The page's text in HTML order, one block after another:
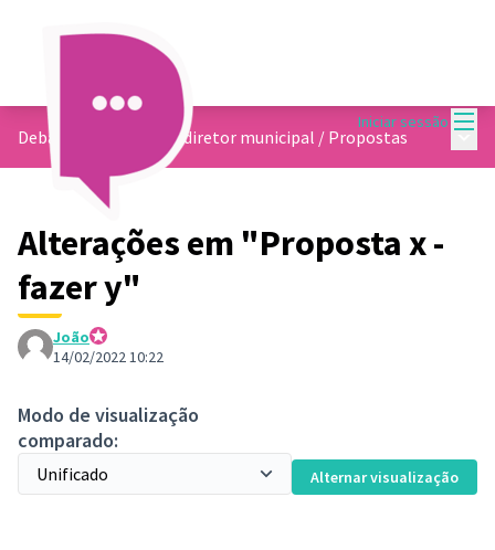
Iniciar sessão
Debate sobre o plano diretor municipal / Propostas
Alterações em "Proposta x -
fazer y"
João
Equipe da Plataforma
14/02/2022 10:22
Modo de visualização
comparado:
Alternar visualização